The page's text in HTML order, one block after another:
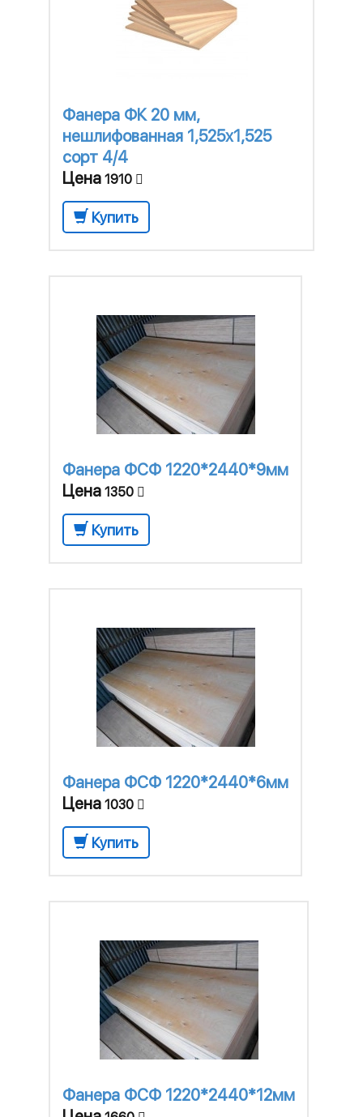
Фанера ФК 20 мм,
нешлифованная 1,525х1,525
сорт 4/4
Цена 1910
Купить
Фанера ФСФ 1220*2440*9мм
Цена 1350
Купить
Фанера ФСФ 1220*2440*6мм
Цена 1030
Купить
Фанера ФСФ 1220*2440*12мм